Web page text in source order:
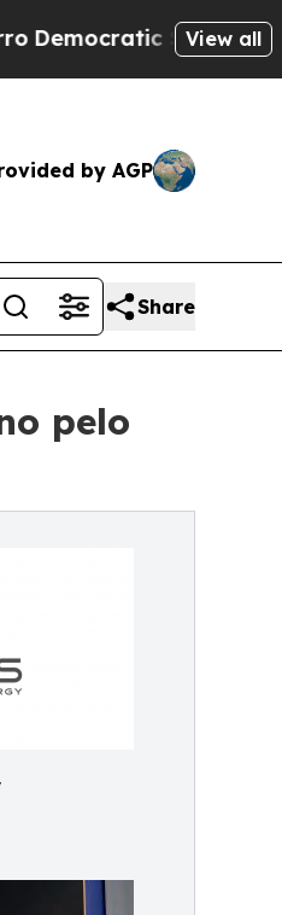
Socialists ofView all
by AGP
Share
pelo